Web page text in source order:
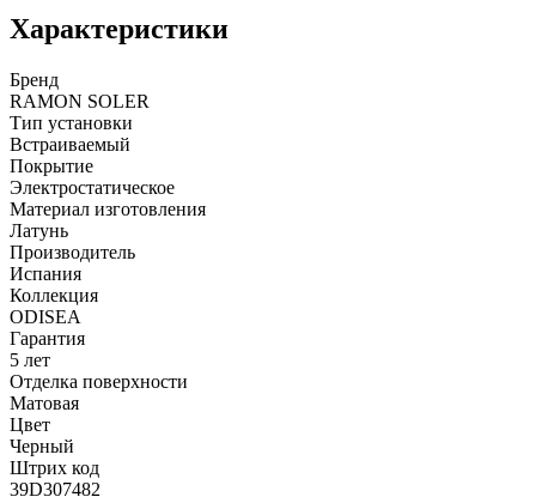
Характеристики
Бренд
RAMON SOLER
Тип установки
Встраиваемый
Покрытие
Электростатическое
Материал изготовления
Латунь
Производитель
Испания
Коллекция
ODISEA
Гарантия
5 лет
Отделка поверхности
Матовая
Цвет
Черный
Штрих код
39D307482